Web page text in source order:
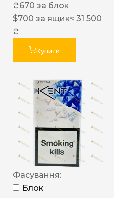
₴670 за блок
$700 за ящик≈ 31 500
₴
Купити
Фасування:
Блок